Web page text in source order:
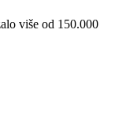
više od 150.000